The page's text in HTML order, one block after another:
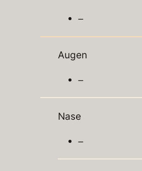
–
Augen
–
Nase
–